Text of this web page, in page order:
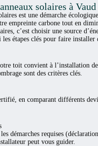
solaires à Vaud
est une démarche
empreinte carbone tout en
c’est choisir une source
étapes clés pour faire installer
toit convient à l’installation de
sont des critères clés.
en comparant différents
démarches requises
peut vous guider.